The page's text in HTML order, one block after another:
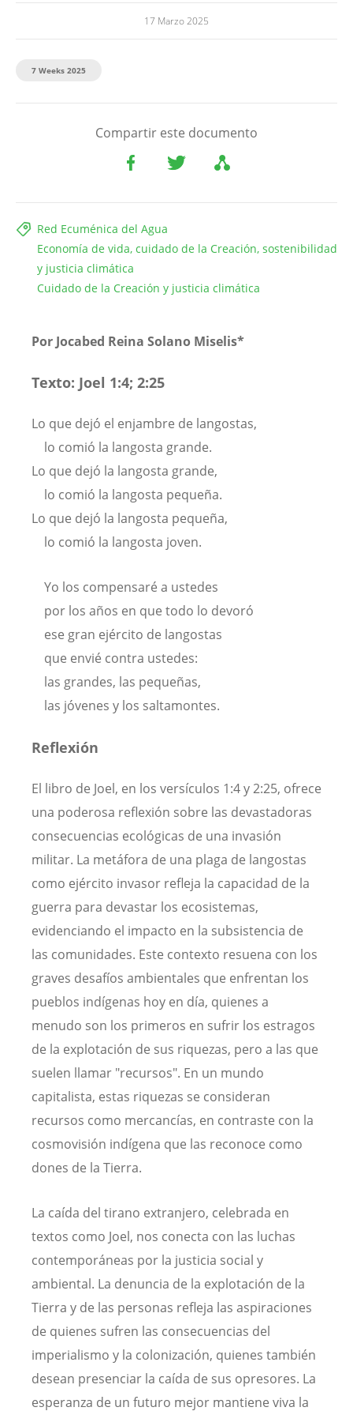
17 Marzo 2025
7 Weeks 2025
Compartir este documento
Red Ecuménica del Agua
Economía de vida, cuidado de la Creación, sostenibilidad
y justicia climática
Cuidado de la Creación y justicia climática
Por Jocabed Reina Solano Miselis*
Texto: Joel 1:4; 2:25
Lo que dejó el enjambre de langostas,
lo comió la langosta grande.
Lo que dejó la langosta grande,
lo comió la langosta pequeña.
Lo que dejó la langosta pequeña,
lo comió la langosta joven.
Yo los compensaré a ustedes
por los años en que todo lo devoró
ese gran ejército de langostas
que envié contra ustedes:
las grandes, las pequeñas,
las jóvenes y los saltamontes.
Reflexión
El libro de Joel, en los versículos 1:4 y 2:25, ofrece
una poderosa reflexión sobre las devastadoras
consecuencias ecológicas de una invasión
militar. La metáfora de una plaga de langostas
como ejército invasor refleja la capacidad de la
guerra para devastar los ecosistemas,
evidenciando el impacto en la subsistencia de
las comunidades. Este contexto resuena con los
graves desafíos ambientales que enfrentan los
pueblos indígenas hoy en día, quienes a
menudo son los primeros en sufrir los estragos
de la explotación de sus riquezas, pero a las que
suelen llamar "recursos". En un mundo
capitalista, estas riquezas se consideran
recursos como mercancías, en contraste con la
cosmovisión indígena que las reconoce como
dones de la Tierra.
La caída del tirano extranjero, celebrada en
textos como Joel, nos conecta con las luchas
contemporáneas por la justicia social y
ambiental. La denuncia de la explotación de la
Tierra y de las personas refleja las aspiraciones
de quienes sufren las consecuencias del
imperialismo y la colonización, quienes también
desean presenciar la caída de sus opresores. La
esperanza de un futuro mejor mantiene viva la